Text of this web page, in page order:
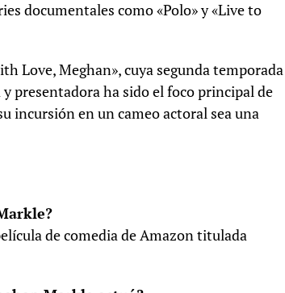
documentales como «Polo» y «Live to
Love, Meghan», cuya segunda temporada
presentadora ha sido el foco principal de
incursión en un cameo actoral sea una
de comedia de Amazon titulada